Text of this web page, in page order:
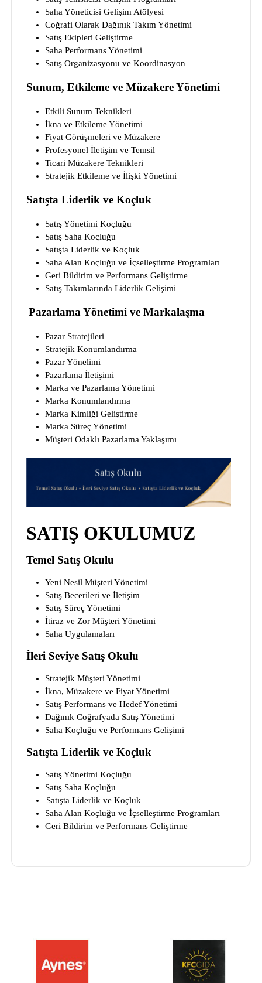
Saha Yöneticisi Gelişim Atölyesi
Coğrafi Olarak Dağınık Takım Yönetimi
Satış Ekipleri Geliştirme
Saha Performans Yönetimi
Satış Organizasyonu ve Koordinasyon
Sunum, Etkileme ve Müzakere Yönetimi
Etkili Sunum Teknikleri
İkna ve Etkileme Yönetimi
Fiyat Görüşmeleri ve Müzakere
Profesyonel İletişim ve Temsil
Ticari Müzakere Teknikleri
Stratejik Etkileme ve İlişki Yönetimi
Satışta Liderlik ve Koçluk
Satış Yönetimi Koçluğu
Satış Saha Koçluğu
Satışta Liderlik ve Koçluk
Saha Alan Koçluğu ve İçselleştirme Programları
Geri Bildirim ve Performans Geliştirme
Satış Takımlarında Liderlik Gelişimi
Pazarlama Yönetimi ve Markalaşma
Pazar Stratejileri
Stratejik Konumlandırma
Pazar Yönelimi
Pazarlama İletişimi
Marka ve Pazarlama Yönetimi
Marka Konumlandırma
Marka Kimliği Geliştirme
Marka Süreç Yönetimi
Müşteri Odaklı Pazarlama Yaklaşımı
SATIŞ OKULUMUZ
Temel Satış Okulu
Yeni Nesil Müşteri Yönetimi
Satış Becerileri ve İletişim
Satış Süreç Yönetimi
İtiraz ve Zor Müşteri Yönetimi
Saha Uygulamaları
İleri Seviye Satış Okulu
Stratejik Müşteri Yönetimi
İkna, Müzakere ve Fiyat Yönetimi
Satış Performans ve Hedef Yönetimi
Dağınık Coğrafyada Satış Yönetimi
Saha Koçluğu ve Performans Gelişimi
Satışta Liderlik ve Koçluk
Satış Yönetimi Koçluğu
Satış Saha Koçluğu
Satışta Liderlik ve Koçluk
Saha Alan Koçluğu ve İçselleştirme Programları
Geri Bildirim ve Performans Geliştirme